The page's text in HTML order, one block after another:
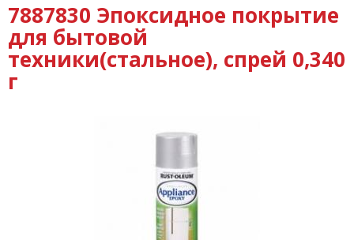
7887830 Эпоксидное покрытие
для бытовой
техники(стальное), спрей 0,340
г